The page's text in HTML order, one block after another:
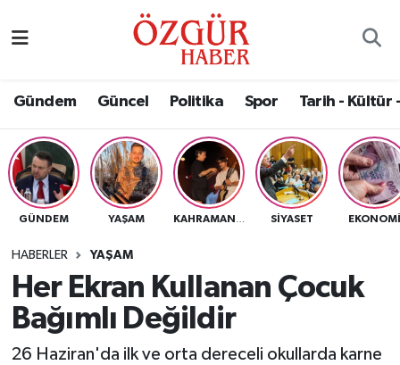
Gündem Güncel Politika Spor Tarih - Kültür
GÜNDEM YAŞAM SIYASET EKONOMI
HABERLER YAŞAM
Her Ekran Kullanan Çocuk
Bağımlı Değildir
26 Haziran'da ilk ve orta dereceli okullarda karne
Eğitim
Ekonomi
Güncel
Gündem
Nöbetçi Eczaneler
Namaz Vakitleri
Trafik Durumu
Süper Lig Puan Durumu ve Fikstür
Tüm Manşetler